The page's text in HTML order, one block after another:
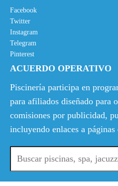
Facebook
Twitter
Instagram
Telegram
Pinterest
ACUERDO OPERATIVO
Piscinería participa en
para afiliados diseñado para
comisiones por publicidad,
incluyendo enlaces a páginas